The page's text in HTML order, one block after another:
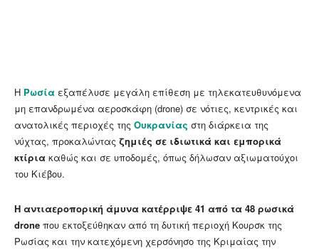
Η Ρωσία εξαπέλυσε μεγάλη επίθεση με τηλεκατευθυνόμενα
μη επανδρωμένα αεροσκάφη (drone) σε νότιες, κεντρικές και
ανατολικές περιοχές της Ουκρανίας στη διάρκεια της
νύχτας, προκαλώντας ζημιές σε ιδιωτικά και εμπορικά
κτίρια καθώς και σε υποδομές, όπως δήλωσαν αξιωματούχοι
του Κιέβου.
Η αντιαεροπορική άμυνα κατέρριψε 41 από τα 48 ρωσικά
drone που εκτοξεύθηκαν από τη δυτική περιοχή Κουρσκ της
Ρωσίας και την κατεχόμενη χερσόνησο της Κριμαίας την